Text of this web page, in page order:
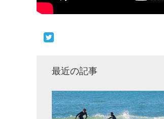
最近の記事